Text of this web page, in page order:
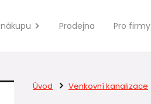
Prodejna Pro firmy
Úvod Venkovní kanalizace